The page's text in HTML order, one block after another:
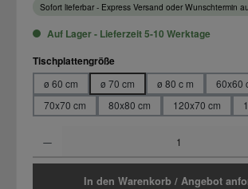
Sofort lieferbar - Express Versand oder Wunschtermin
Auf Lager - Lieferzeit 5-10 Werktage
Tischplattengrößeauswählen
ø 60 cm ø 70 cm ø 80 c m
60x60
70x70 cm
80x80 cm 120x70 cm
In den Warenkorb /